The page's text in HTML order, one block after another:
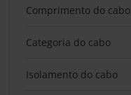
Comprimento do cabo
Categoria do cabo
Isolamento do cabo